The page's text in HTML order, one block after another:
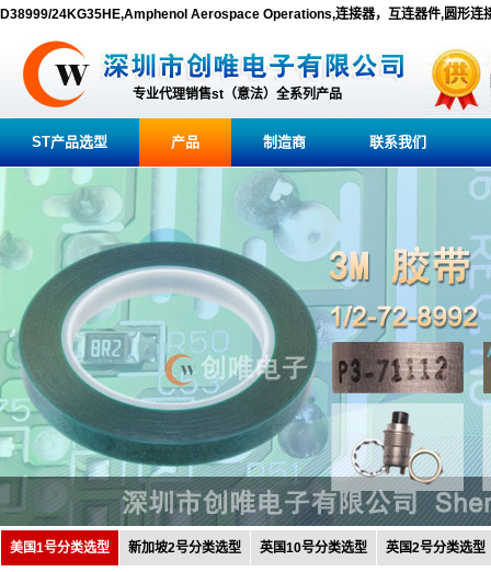
D38999/24KG35HE,Amphenol Aerospace Operations,连接器，互连器件,圆形连
专业代理销售st（意法）全系列产品
ST产品选型 产品 制造商 联系我们
美国1号分类选型 新加坡2号分类选型 英国10号分类选型 英国2号分类选型